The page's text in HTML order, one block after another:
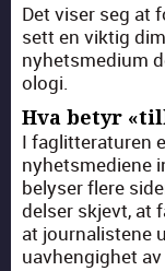
Det vis­er seg at
sett en vik­tig
nyhetsmedi­um
olo­gi.
Hva betyr
I faglit­ter­a­turen
nyhetsme­di­ene
bel­yser flere
delser skjevt, at
at jour­nal­is­tene
uavhengighet